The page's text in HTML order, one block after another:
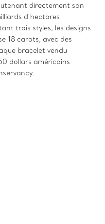
directement son
d’hectares
trois styles, les designs
18 carats, avec des
bracelet vendu
dollars américains